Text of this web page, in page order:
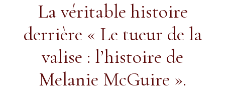
La véritable histoire
derrière « Le tueur de la
valise : l’histoire de
Melanie McGuire ».